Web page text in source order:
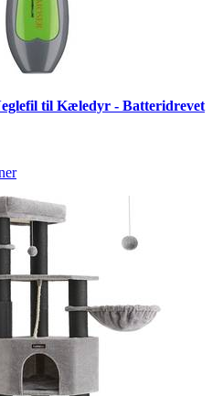
til Kæledyr - Batteridrevet